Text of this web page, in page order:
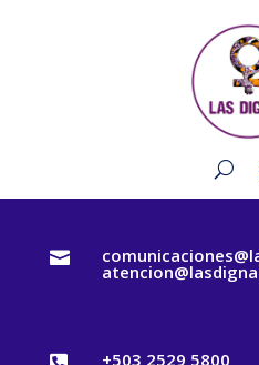

+503 2529 5800